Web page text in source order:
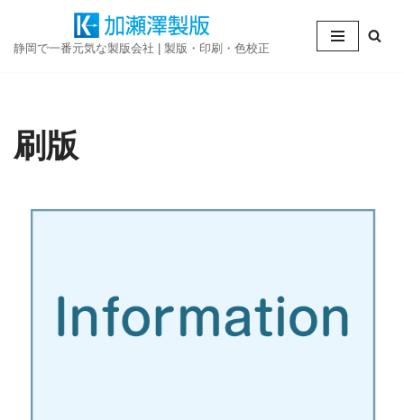
コ
ツ
へ
静岡で一番元気な製版会社 | 製版・印刷・色校正
刷版